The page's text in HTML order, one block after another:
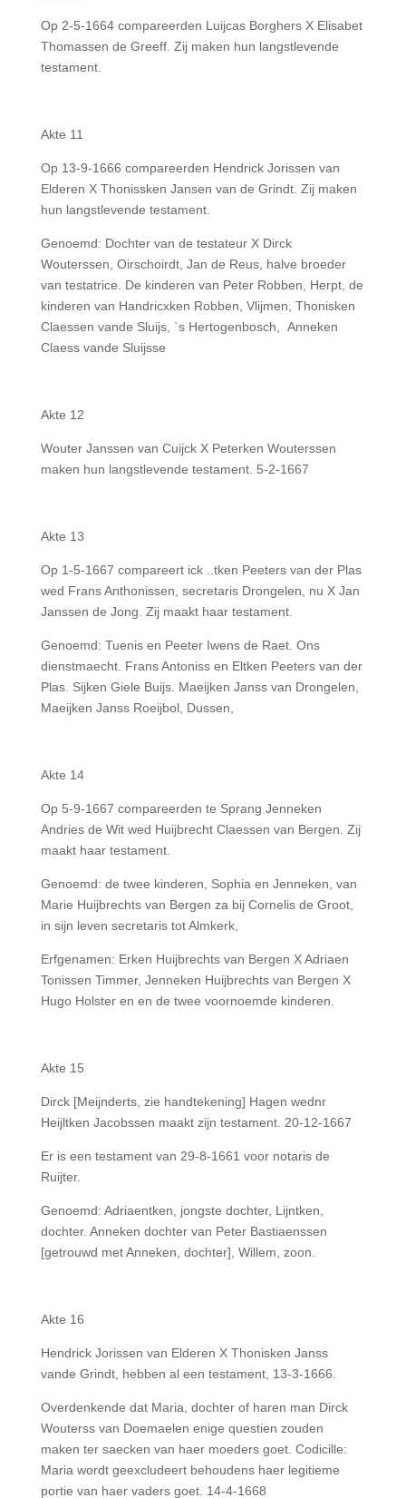
Op 2-5-1664 compareerden Luijcas Borghers X Elisabet
Thomassen de Greeff. Zij maken hun langstlevende
testament.
Akte 11
Op 13-9-1666 compareerden Hendrick Jorissen van
Elderen X Thonissken Jansen van de Grindt. Zij maken
hun langstlevende testament.
Genoemd: Dochter van de testateur X Dirck
Wouterssen, Oirschoirdt, Jan de Reus, halve broeder
van testatrice. De kinderen van Peter Robben, Herpt, de
kinderen van Handricxken Robben, Vlijmen, Thonisken
Claessen vande Sluijs, `s Hertogenbosch, Anneken
Claess vande Sluijsse
Akte 12
Wouter Janssen van Cuijck X Peterken Wouterssen
maken hun langstlevende testament. 5-2-1667
Akte 13
Op 1-5-1667 compareert ick ..tken Peeters van der Plas
wed Frans Anthonissen, secretaris Drongelen, nu X Jan
Janssen de Jong. Zij maakt haar testament.
Genoemd: Tuenis en Peeter Iwens de Raet. Ons
dienstmaecht. Frans Antoniss en Eltken Peeters van der
Plas. Sijken Giele Buijs. Maeijken Janss van Drongelen,
Maeijken Janss Roeijbol, Dussen,
Akte 14
Op 5-9-1667 compareerden te Sprang Jenneken
Andries de Wit wed Huijbrecht Claessen van Bergen. Zij
maakt haar testament.
Genoemd: de twee kinderen, Sophia en Jenneken, van
Marie Huijbrechts van Bergen za bij Cornelis de Groot,
in sijn leven secretaris tot Almkerk,
Erfgenamen: Erken Huijbrechts van Bergen X Adriaen
Tonissen Timmer, Jenneken Huijbrechts van Bergen X
Hugo Holster en en de twee voornoemde kinderen.
Akte 15
Dirck [Meijnderts, zie handtekening] Hagen wednr
Heijltken Jacobssen maakt zijn testament. 20-12-1667
Er is een testament van 29-8-1661 voor notaris de
Ruijter.
Genoemd: Adriaentken, jongste dochter, Lijntken,
dochter. Anneken dochter van Peter Bastiaenssen
[getrouwd met Anneken, dochter], Willem, zoon.
Akte 16
Hendrick Jorissen van Elderen X Thonisken Janss
vande Grindt, hebben al een testament, 13-3-1666.
Overdenkende dat Maria, dochter of haren man Dirck
Wouterss van Doemaelen enige questien zouden
maken ter saecken van haer moeders goet. Codicille:
Maria wordt geexcludeert behoudens haer legitieme
portie van haer vaders goet. 14-4-1668